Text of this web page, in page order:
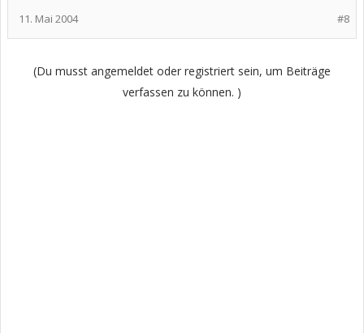
#8
11. Mai 2004
(Du musst angemeldet oder registriert sein, um Beiträge
verfassen zu können. )